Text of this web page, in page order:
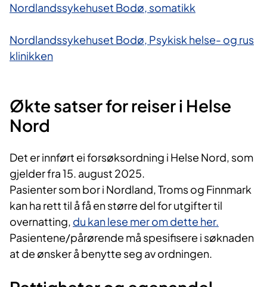
Nordlandssykehuset Bodø, somatikk
Nordlandssykehuset Bodø, Psykisk helse- og rus​
klinikken
Økte satser for reiser i Helse
Nord
Det er innført ei forsøksordning i Helse Nord, som
gjelder fra 15. august 2025.
Pasienter som bor i Nordland, Troms og Finnmark
kan ha rett til å få en større del for utgifter til
overnatting, du kan lese mer om dette her.
Pasientene/pårørende må spesifisere i søknaden
at de ønsker å benytte seg av ordningen.